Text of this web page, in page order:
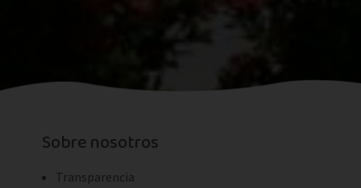
Sobre nosotros
Transparencia